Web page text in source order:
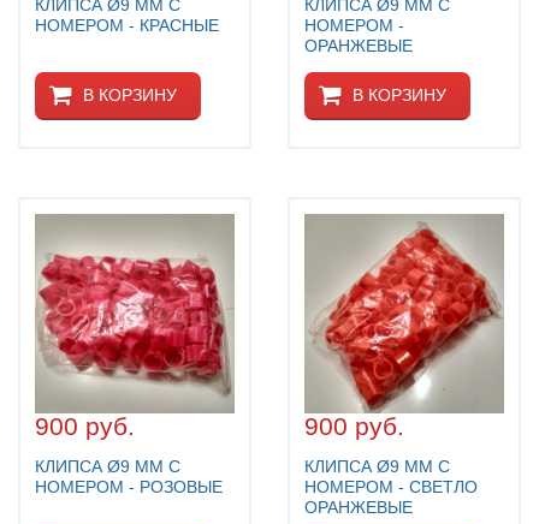
КЛИПСА Ø9 ММ С
НОМЕРОМ - КРАСНЫЕ
В КОРЗИНУ
КЛИПСА Ø9 ММ С
НОМЕРОМ -
ОРАНЖЕВЫЕ
В КОРЗИНУ
900 руб.
КЛИПСА Ø9 ММ С
НОМЕРОМ - РОЗОВЫЕ
900 руб.
КЛИПСА Ø9 ММ С
НОМЕРОМ - СВЕТЛО
ОРАНЖЕВЫЕ